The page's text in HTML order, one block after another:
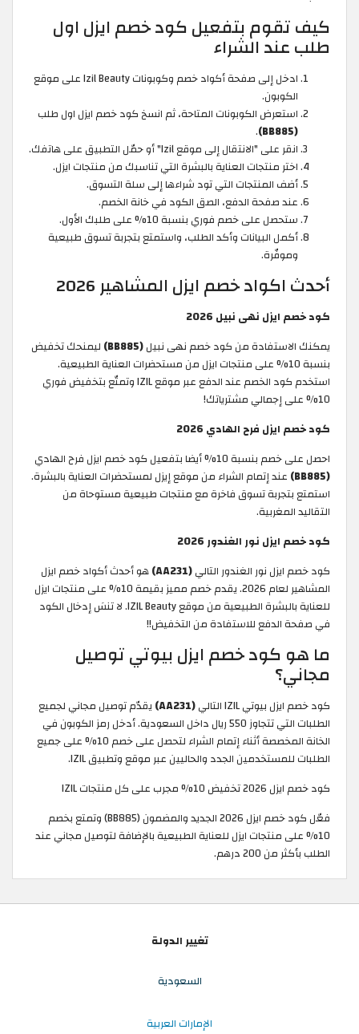
كيف تقوم بتفعيل كود خصم ايزل اول
طلب عند الشراء
ادخل إلى صفحة أكواد خصم وكوبونات Izil Beauty على موقع
الكوبون.
استعرض الكوبونات المتاحة، ثم انسخ كود خصم ايزل اول طلب
(BB885)
.
انقر على "الانتقال إلى موقع Izil" أو حمّل التطبيق على هاتفك.
اختر منتجات العناية بالبشرة التي تناسبك من منتجات ايزل.
أضف المنتجات التي تود شراءها إلى سلة التسوق.
عند صفحة الدفع، الصق الكود في خانة الخصم.
ستحصل على خصم فوري بنسبة 10% على طلبك الأول.
أكمل البيانات وأكد الطلب، واستمتع بتجربة تسوق طبيعية
وموفّرة.
أحدث اكواد خصم ايزل المشاهير 2026
كود خصم ايزل نهى نبيل 2026
يمكنك الاستفادة من كود خصم نهى نبيل(BB885)
ليمنحك تخفيض
بنسبة 10% على منتجات ايزل من مستحضرات العناية الطبيعية.
استخدم كود الخصم عند الدفع عبر موقع IZIL وتمتّع بتخفيض فوري
10% على إجمالي مشترياتك!
كود خصم ايزل فرح الهادي 2026
احصل على خصم بنسبة 10% أيضا بتفعيل كود خصم ايزل فرح الهادي
(BB885)
عند إتمام الشراء من موقع إيزل لمستحضرات العناية بالبشرة.
استمتع بتجربة تسوق فاخرة مع منتجات طبيعية مستوحاة من
التقاليد المغربية.
كود خصم ايزل نور الغندور 2026
كود خصم ايزل نور الغندور التالي(AA231)
هو أحدث أكواد خصم ايزل
المشاهير لعام 2026. يقدم خصم مميز بقيمة 10% على منتجات ايزل
للعناية بالبشرة الطبيعية من موقع IZIL Beauty. لا تنسَ إدخال الكود
في صفحة الدفع للاستفادة من التخفيض!!
ما هو كود خصم ايزل بيوتي توصيل
مجاني؟
كود خصم ايزل بيوتي IZIL التالي (AA231)
يقدّم توصيل مجاني لجميع
الطلبات التي تتجاوز 550 ريال داخل السعودية. أدخل رمز الكوبون في
الخانة المخصصة أثناء إتمام الشراء لتحصل على خصم 10% على جميع
الطلبات للمستخدمين الجدد والحاليين عبر موقع وتطبيق IZIL.
كود خصم ايزل 2026 تخفيض 10% مجرب على كل منتجات IZIL
فعّل كود خصم ايزل 2026 الجديد والمضمون (BB885) وتمتع بخصم
10% على منتجات ايزل للعناية الطبيعية بالإضافة لتوصيل مجاني عند
الطلب بأكثر من 200 درهم.
تغيير الدولة
السعودية
الإمارات العربية